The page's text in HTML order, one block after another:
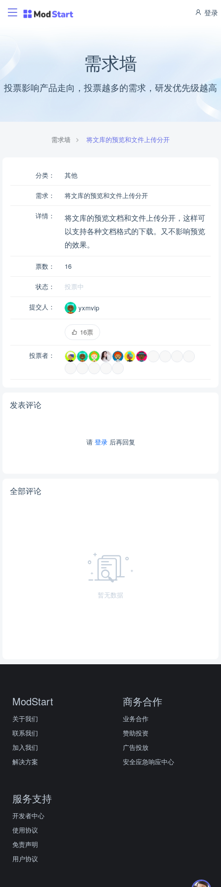
登录
需求墙
投票影响产品走向，投票越多的需求，研发优先级越高
需求墙 将文库的预览和文件上传分开
分类： 其他
需求： 将文库的预览和文件上传分开
详情：
将文库的预览文档和文件上传分开，这样可
以支持各种文档格式的下载。又不影响预览
的效果。
票数： 16
状态： 投票中
提交人： yxmvip
16票
投票者：
发表评论
请 登录后再回复
全部评论
暂无数据
ModStart
关于我们
联系我们
加入我们
解决方案
商务合作
业务合作
赞助投资
广告投放
安全应急响应中心
服务支持
开发者中心
使用协议
免责声明
用户协议